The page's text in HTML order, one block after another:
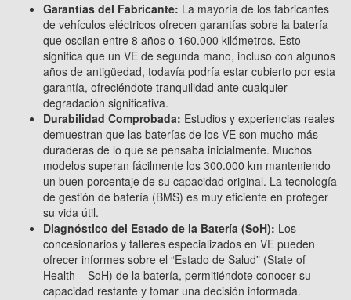
Garantías del Fabricante: La mayoría de los fabricantes
de vehículos eléctricos ofrecen garantías sobre la batería
que oscilan entre 8 años o 160.000 kilómetros. Esto
significa que un VE de segunda mano, incluso con algunos
años de antigüedad, todavía podría estar cubierto por esta
garantía, ofreciéndote tranquilidad ante cualquier
degradación significativa.
Durabilidad Comprobada: Estudios y experiencias reales
demuestran que las baterías de los VE son mucho más
duraderas de lo que se pensaba inicialmente. Muchos
modelos superan fácilmente los 300.000 km manteniendo
un buen porcentaje de su capacidad original. La tecnología
de gestión de batería (BMS) es muy eficiente en proteger
su vida útil.
Diagnóstico del Estado de la Batería (SoH): Los
concesionarios y talleres especializados en VE pueden
ofrecer informes sobre el “Estado de Salud” (State of
Health – SoH) de la batería, permitiéndote conocer su
capacidad restante y tomar una decisión informada.